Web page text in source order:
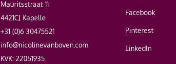
Mauritsstraat 11
4421CJ Kapelle
+31 (0)6 30475521
info@nicolinevanboven.com
KVK: 22051935
Facebook
Pinterest
LinkedIn